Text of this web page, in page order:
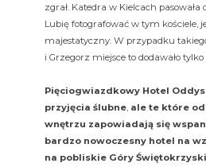
zgrał. Katedra w Kielcach pasowała
Lubię fotografować w tym kościele,
majestatyczny. W przypadku
i Grzegorz miejsce to dodawało
Pięciogwiazdkowy Hotel
przyjęcia ślubne ale te które
wnętrzu zapowiadają się
bardzo nowoczesny hotel na
na pobliskie Góry